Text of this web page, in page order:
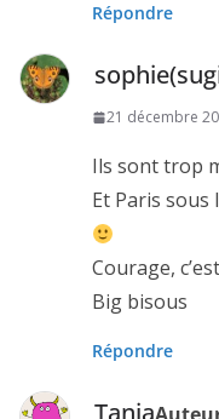
Répondre
21 décembre
Ils sont trop
Et Paris sous
Courage,
Big bisous
Répondre